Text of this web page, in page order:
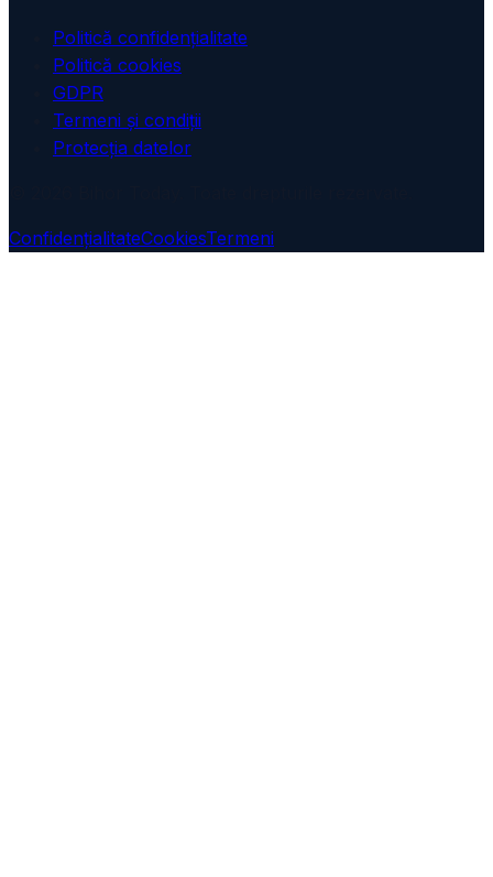
Politică confidențialitate
Politică cookies
GDPR
Termeni și condiții
Protecția datelor
ConfidențialitateCookiesTermeni